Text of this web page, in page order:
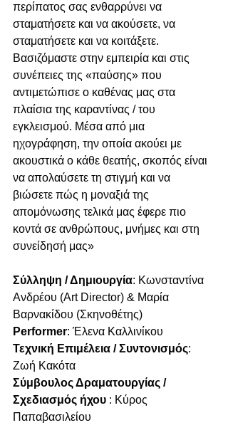
περίπατος σας ενθαρρύνει να
σταματήσετε και να ακούσετε, να
σταματήσετε και να κοιτάξετε.
Βασιζόμαστε στην εμπειρία και στις
συνέπειες της «παύσης» που
αντιμετώπισε ο καθένας μας στα
πλαίσια της καραντίνας / του
εγκλεισμού. Μέσα από μια
ηχογράφηση, την οποία ακούει με
ακουστικά ο κάθε θεατής, σκοπός είναι
να απολαύσετε τη στιγμή και να
βιώσετε πώς η μοναξιά της
απομόνωσης τελικά μας έφερε πιο
κοντά σε ανθρώπους, μνήμες και στη
συνείδησή μας»
Σύλληψη / Δημιουργία: Κωνσταντίνα
Ανδρέου (Art Director) & Μαρία
Βαρνακίδου (Σκηνοθέτης)
Performer: Έλενα Καλλινίκου
Τεχνική Επιμέλεια / Συντονισμός:
Ζωή Κακότα
Σύμβουλος Δραματουργίας /
Σχεδιασμός ήχου : Κύρος
Παπαβασιλείου